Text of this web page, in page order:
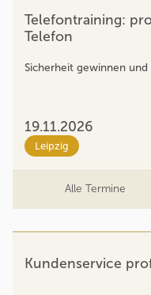
Telefontraining:
Telefon
Sicherheit gewinnen
19.11.2026
Leipzig
Alle Termine
Kundenservice